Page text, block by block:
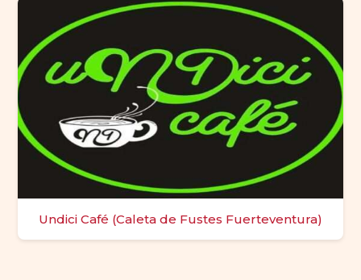
Undici Café (Caleta de Fustes Fuerteventura)